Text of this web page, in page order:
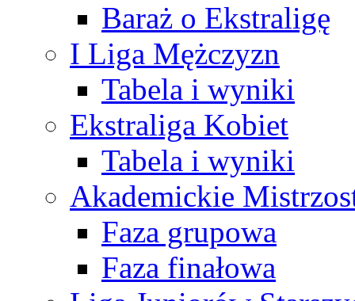
Baraż o Ekstraligę
I Liga Mężczyzn
Tabela i wyniki
Ekstraliga Kobiet
Tabela i wyniki
Akademickie
Faza grupowa
Faza finałowa